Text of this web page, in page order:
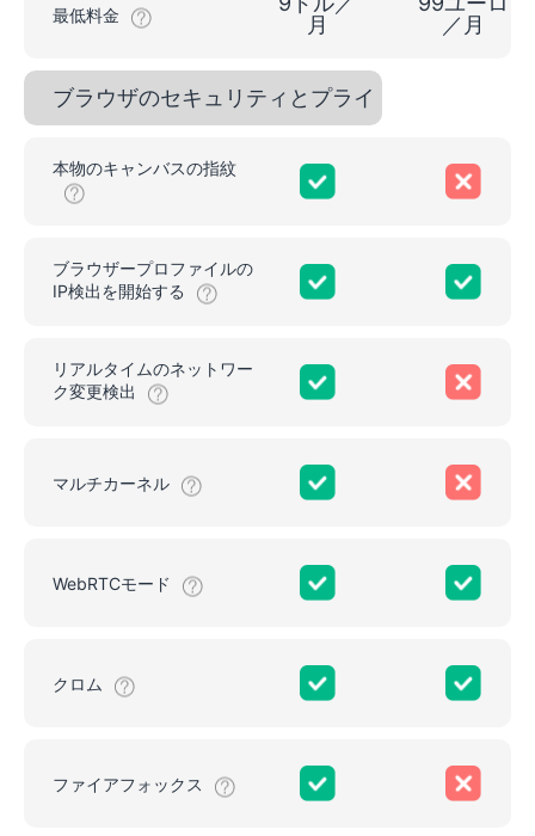
最低料金
月
／月
ブラウザのセキュリティとプライ
本物のキャンバスの指紋
ブラウザープロファイルの
IP検出を開始する
リアルタイムのネットワー
ク変更検出
マルチカーネル
WebRTCモード
クロム
ファイアフォックス